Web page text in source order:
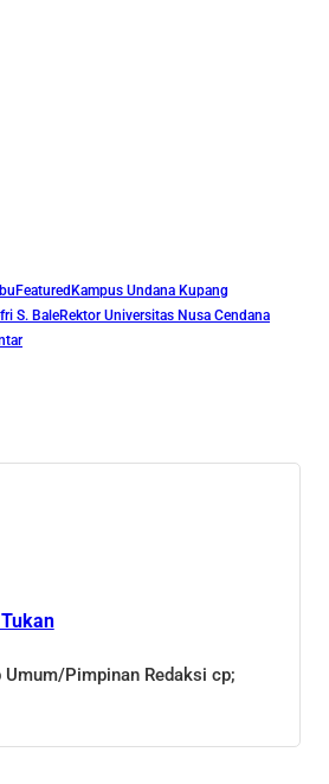
Featured Kampus Undana Kupang
S. BaleRektor Universitas Nusa Cendana
Pimpinan Redaksi cp;